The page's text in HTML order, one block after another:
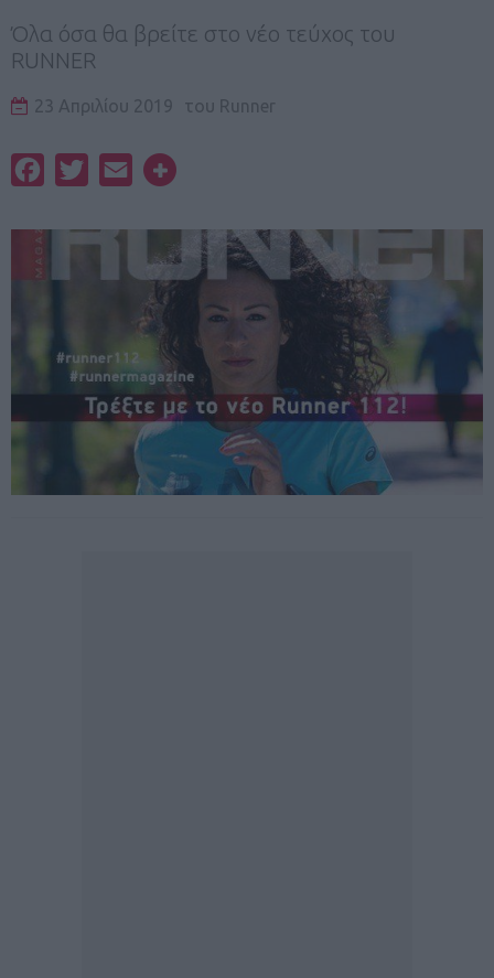
Όλα όσα θα βρείτε στο νέο τεύχος του
RUNNER
23 Απριλίου 2019 του Runner
FacebookTwitterEmail